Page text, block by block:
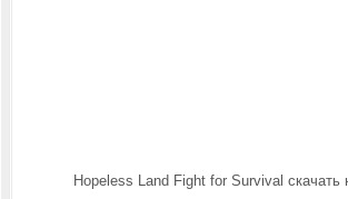
Hopeless Land Fight for Survival скачать